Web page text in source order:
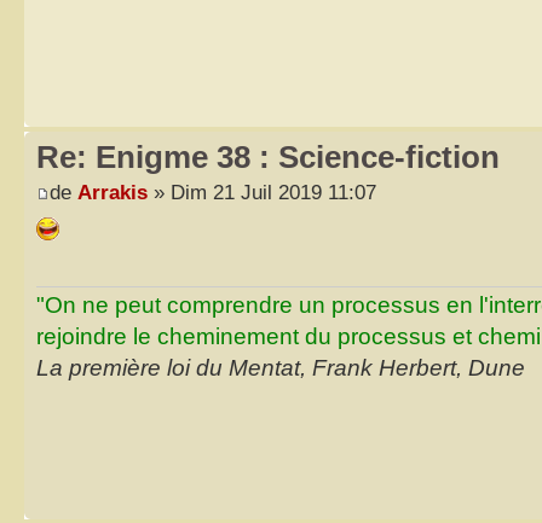
Re: Enigme 38 : Science-fiction
de Arrakis » Dim 21 Juil 2019 11:07
"On ne peut comprendre un processus en
rejoindre le cheminement du processus et
La première loi du Mentat, Frank Herbert, Dune